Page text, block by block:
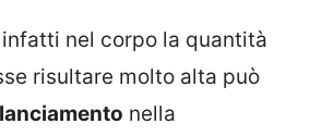
nel corpo la quantità
risultare molto alta può
nella